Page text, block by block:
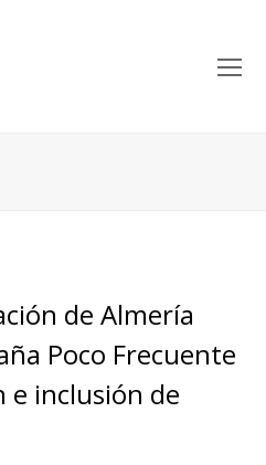
de Almería
Poco Frecuente
e inclusión de